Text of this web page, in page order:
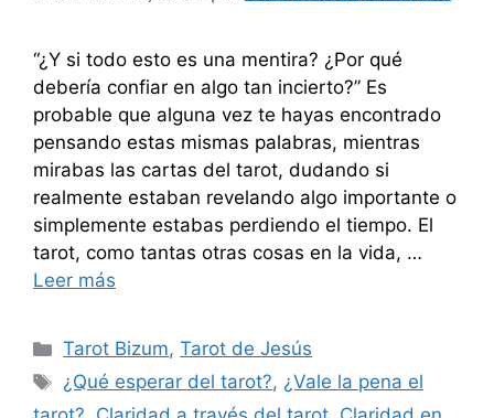
“¿Y si todo esto es una mentira? ¿Por qué
debería confiar en algo tan incierto?” Es
probable que alguna vez te hayas encontrado
pensando estas mismas palabras, mientras
mirabas las cartas del tarot, dudando si
realmente estaban revelando algo importante o
simplemente estabas perdiendo el tiempo. El
tarot, como tantas otras cosas en la vida, …
Leer más
Categorías
Tarot Bizum,Tarot de Jesús
Etiquetas
¿Qué esperar del tarot?, ¿Vale la pena el